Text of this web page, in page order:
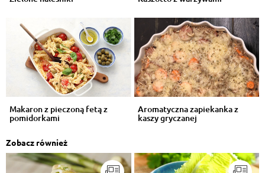
Makaron z pieczoną fetą z
pomidorkami
Aromatyczna zapiekanka z
kaszy gryczanej
Zobacz również